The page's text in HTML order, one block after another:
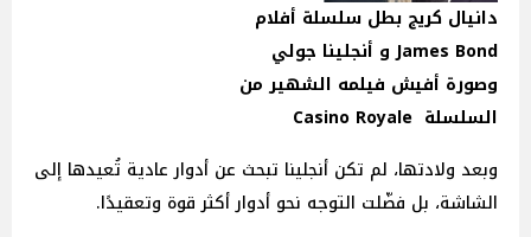
دانيال كريج بطل سلسلة أفلام
James Bond و أنجلينا جولي
وصورة أفيش فيلمه الشهير من
السلسلة Casino Royale
وبعد ولادتها، لم تكن أنجلينا تبحث عن أدوار عادية تُعيدها إلى
الشاشة، بل فضّلت التوجه نحو أدوار أكثر قوة وتعقيدًا.